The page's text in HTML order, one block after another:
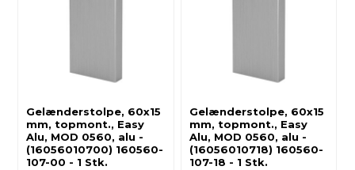
Gelænderstolpe, 60x15
mm, topmont., Easy
Alu, MOD 0560, alu -
(16056010700) 160560-
107-00 - 1 Stk.
Gelænderstolpe, 60x15
mm, topmont., Easy
Alu, MOD 0560, alu -
(16056010718) 160560-
107-18 - 1 Stk.